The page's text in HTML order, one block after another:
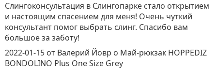
Слингоконсультация в Слингопарке стало открытием
и настоящим спасением для меня! Очень чуткий
консультант помог выбрать слинг. Спасибо вам
большое за заботу!
2022-01-15 от Валерий Йовр о Май-рюкзак HOPPEDIZ
BONDOLINO Plus One Size Grey